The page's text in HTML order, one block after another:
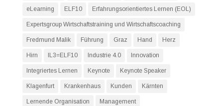
eLearning ELF10 Erfahrungsorientiertes Lernen (EOL)
Expertsgroup Wirtschaftstraining und Wirtschaftscoaching
Fredmund Malik Führung Graz Hand Herz
Hirn IL3=ELF10 Industrie 4.0 Innovation
Integriertes Lernen Keynote Keynote Speaker
Klagenfurt Krankenhaus Kunden Kärnten
Lernende Organisation Management